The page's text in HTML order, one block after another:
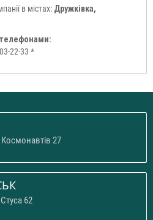
в містах: Дружківка,
22-33 *
27
62